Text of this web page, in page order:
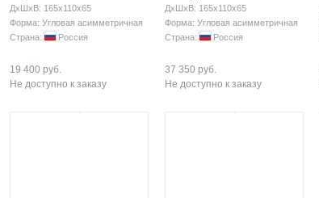
ДхШхВ: 165х110х65
Форма: Угловая асимметричная
Страна:
Россия
19 400 руб.
Не доступно к заказу
ДхШхВ: 165х110х65
Форма: Угловая асимметричная
Страна:
Россия
37 350 руб.
Не доступно к заказу